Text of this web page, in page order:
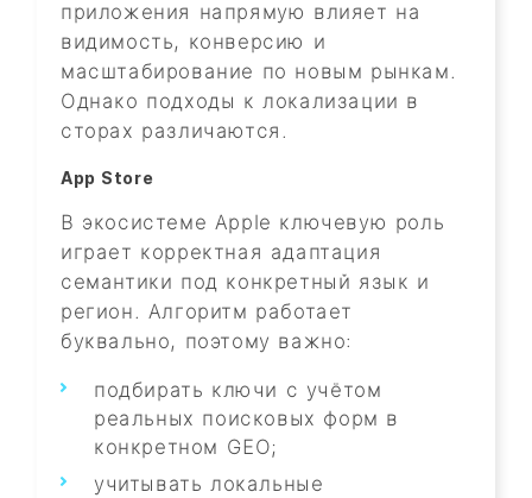
приложения напрямую влияет на
видимость, конверсию и
масштабирование по новым рынкам.
Однако подходы к локализации в
сторах различаются.
App Store
В экосистеме Apple ключевую роль
играет корректная адаптация
семантики под конкретный язык и
регион. Алгоритм работает
буквально, поэтому важно:
подбирать ключи с учётом
реальных поисковых форм в
конкретном GEO;
учитывать локальные